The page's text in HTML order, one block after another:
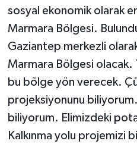
sosyal ekonomik olarak
Marmara Bölgesi.
Gaziantep merkezli
Marmara Bölgesi
bu bölge yön verecek.
projeksiyonunu
biliyorum. Elimizdeki
Kalkınma yolu projemizi